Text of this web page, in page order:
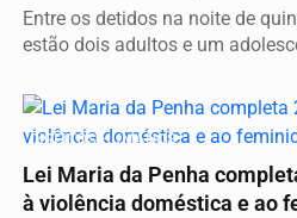
Entre os detidos na noite de
estão dois adultos e um
DIREITOS HUMANOS
Lei Maria da Penha
à violência doméstica e ao